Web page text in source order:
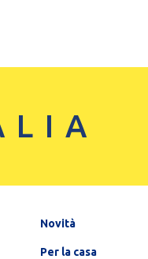
Novità
Per la casa